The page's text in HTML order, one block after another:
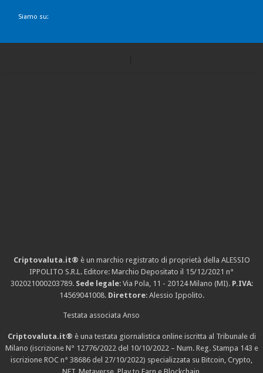
Siamo su:
Criptovaluta.it® è un marchio registrato di proprietà della ALESSIO
IPPOLITO S.R.L. Editore: Marchio Depositato il 15/12/2021 n°
302021000203789. Sede legale: Via Pola, 11 - 20124 Milano (MI). P.IVA:
14569041008. Direttore: Alessio Ippolito.
Testata associata Anso
Criptovaluta.it® è una testata giornalistica online iscritta al Tribunale di
Milano (iscrizione N° 12776/2022 del 10/10/2022 – Num. Reg. Stampa 143 e
iscrizione ROC n° 38686 del 27/10/2022) specializzata su Bitcoin, Crypto,